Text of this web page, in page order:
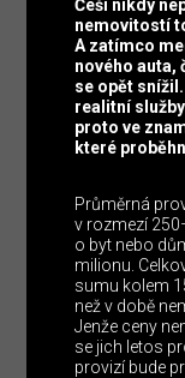
Češi nikdy
nemovitostí
A zatímco
nového auta,
se opět
realitní
proto ve
které
Průměrná
v rozmezí
o byt nebo
milionu.
sumu kolem
než v době
Jenže ceny
se jich letos
provizí bude